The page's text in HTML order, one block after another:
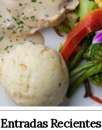
Entradas Recientes